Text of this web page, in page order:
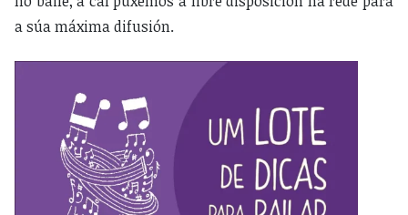
a súa máxima difusión.